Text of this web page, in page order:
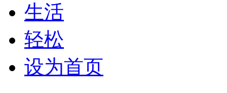
生活
轻松
设为首页